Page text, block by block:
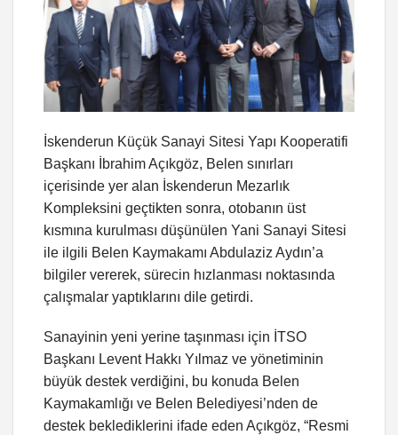
İskenderun Küçük Sanayi Sitesi Yapı Kooperatifi
Başkanı İbrahim Açıkgöz, Belen sınırları
içerisinde yer alan İskenderun Mezarlık
Kompleksini geçtikten sonra, otobanın üst
kısmına kurulması düşünülen Yani Sanayi Sitesi
ile ilgili Belen Kaymakamı Abdulaziz Aydın’a
bilgiler vererek, sürecin hızlanması noktasında
çalışmalar yaptıklarını dile getirdi.
Sanayinin yeni yerine taşınması için İTSO
Başkanı Levent Hakkı Yılmaz ve yönetiminin
büyük destek verdiğini, bu konuda Belen
Kaymakamlığı ve Belen Belediyesi’nden de
destek beklediklerini ifade eden Açıkgöz, “Resmi